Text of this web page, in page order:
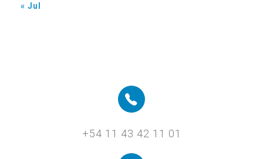
« Jul
+54 11 43 42 11 01